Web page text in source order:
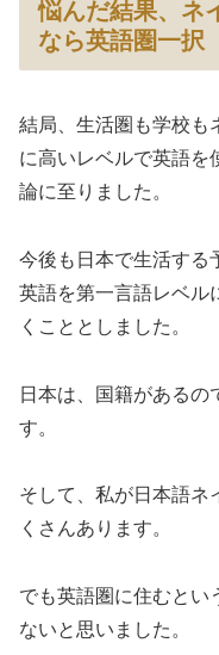
悩んだ結果、ネ
なら英語圏一択
結局、生活圏も学校も
に高いレベルで英語を
論に至りました。
今後も日本で生活する
英語を第一言語レベル
くこととしました。
日本は、国籍があるの
す。
そして、私が日本語ネ
くさんあります。
でも英語圏に住むとい
ないと思いました。